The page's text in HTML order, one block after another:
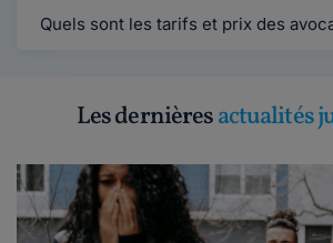
Quels sont les tarifs et prix des
Les dernièresactualités